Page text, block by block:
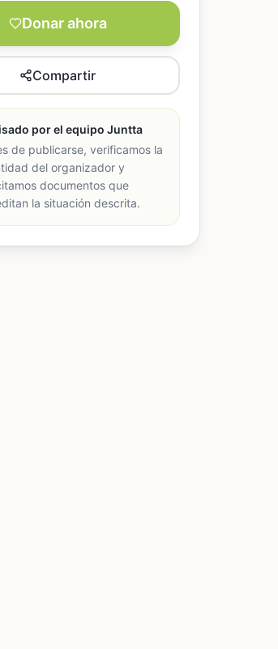
Donar ahora
Compartir
por el equipo Juntta
de publicarse, verificamos la
del organizador y
documentos que
la situación descrita.